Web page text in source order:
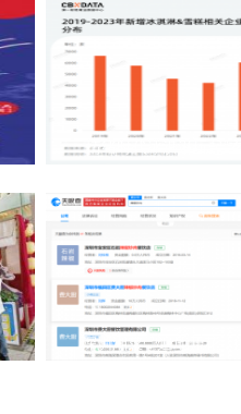
情绪时代冰淇淋玩起“
深圳湘菜，遍地开花，